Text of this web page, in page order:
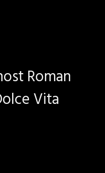
Roman
Vita